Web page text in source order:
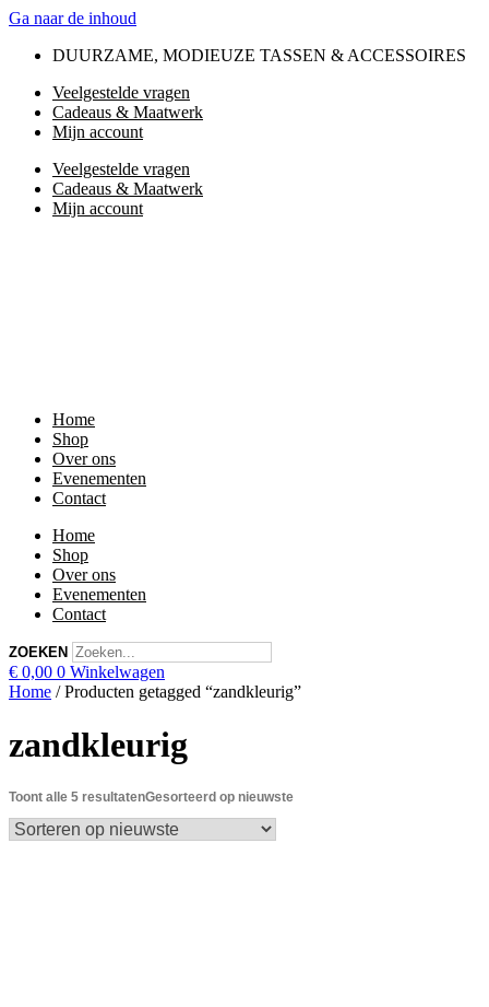
Ga naar de inhoud
DUURZAME, MODIEUZE TASSEN & ACCESSOIRES
Veelgestelde vragen
Cadeaus & Maatwerk
Mijn account
Veelgestelde vragen
Cadeaus & Maatwerk
Mijn account
Home
Shop
Over ons
Evenementen
Contact
Home
Shop
Over ons
Evenementen
Contact
ZOEKEN
€ 0,00 0 Winkelwagen
Home / Producten getagged “zandkleurig”
zandkleurig
Toont alle 5 resultatenGesorteerd op nieuwste